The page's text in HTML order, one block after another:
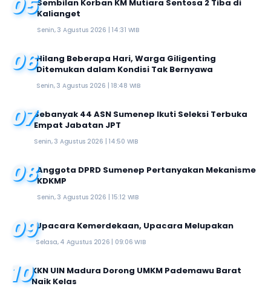
Sembilan Korban KM Mutiara Sentosa 2 Tiba di
Kalianget
Senin, 3 Agustus 2026 | 14:31 WIB
06Hilang Beberapa Hari, Warga Giligenting
Ditemukan dalam Kondisi Tak Bernyawa
Senin, 3 Agustus 2026 | 18:48 WIB
07Sebanyak 44 ASN Sumenep Ikuti Seleksi Terbuka
Empat Jabatan JPT
Senin, 3 Agustus 2026 | 14:50 WIB
08Anggota DPRD Sumenep Pertanyakan Mekanisme
KDKMP
Senin, 3 Agustus 2026 | 15:12 WIB
09Upacara Kemerdekaan, Upacara Melupakan
Selasa, 4 Agustus 2026 | 09:06 WIB
10KKN UIN Madura Dorong UMKM Pademawu Barat
Naik Kelas